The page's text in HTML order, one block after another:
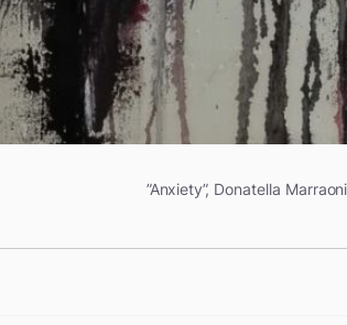
”Anxiety”, Donatella Marraoni